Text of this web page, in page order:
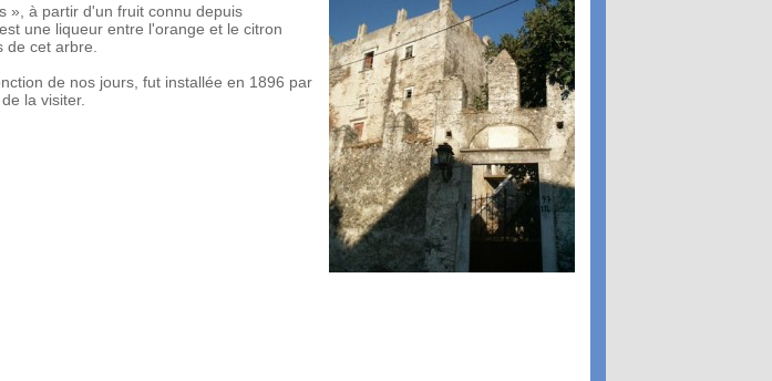
», à partir d'un fruit connu depuis
une liqueur entre l'orange et le citron
cet arbre.
de nos jours, fut installée en 1896 par
la visiter.